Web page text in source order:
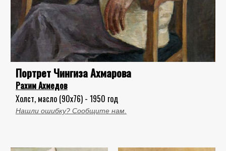
Портрет Чингиза Ахмарова
Рахим Ахмедов
Холст, масло (90x76) - 1950 год
Нашли ошибку? Сообщите нам.